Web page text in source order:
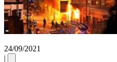
24/09/2021
|